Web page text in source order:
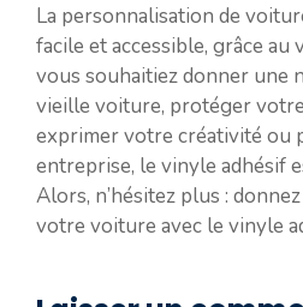
La personnalisation de
facile et accessible, grâce au
vous souhaitiez donner une
vieille voiture, protéger
exprimer votre créativité ou
entreprise, le vinyle adhésif
Alors, n’hésitez plus :
votre voiture avec le vinyle